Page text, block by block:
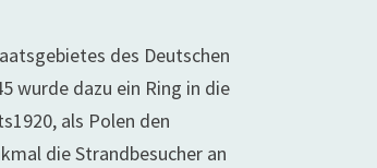
des Deutschen
wurde dazu ein Ring in die
als Polen den
die Strandbesucher an